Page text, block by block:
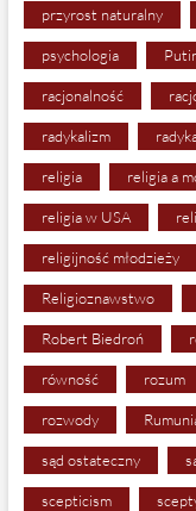
przyrost naturalny
psychologia
racjonalność
radykalizm
religia religia a
religia w USA
religijność młodzieży
Religioznawstwo
Robert Biedroń
równość rozum
rozwody
sąd ostateczny
scepticism